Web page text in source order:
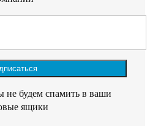
не будем спамить в ваши
ящики